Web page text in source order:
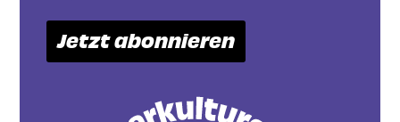
Jetzt abonnieren